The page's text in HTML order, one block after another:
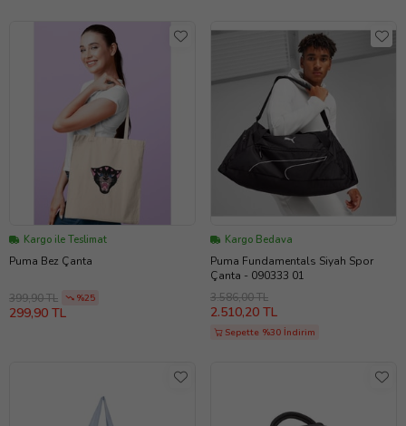
Kargo ile Teslimat
Puma Bez Çanta
399,90 TL %25
299,90 TL
Kargo Bedava
Puma Fundamentals Siyah Spor
Çanta - 090333 01
3.586,00 TL
2.510,20 TL
Sepette %30 İndirim